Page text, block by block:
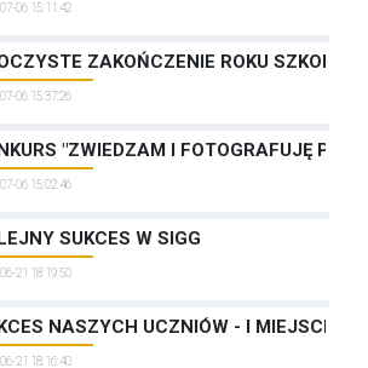
06 15:11:42
ZAKOŃCZENIE ROKU
06 15:37:26
"ZWIEDZAM I FOTOGRAFUJĘ
06 15:02:46
SUKCES W SIGG
21 18:19:50
NASZYCH UCZNIÓW - I MIEJSCE W
21 18:16:40